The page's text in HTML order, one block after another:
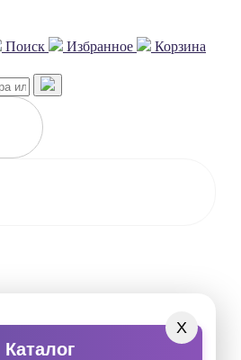
Поиск Избранное Корзина
X
Каталог